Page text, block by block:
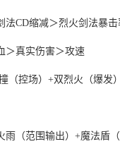
法CD缩减＞烈火剑法暴
＞真实伤害＞攻速
（控场）+双烈火（爆发
（范围输出）+魔法盾